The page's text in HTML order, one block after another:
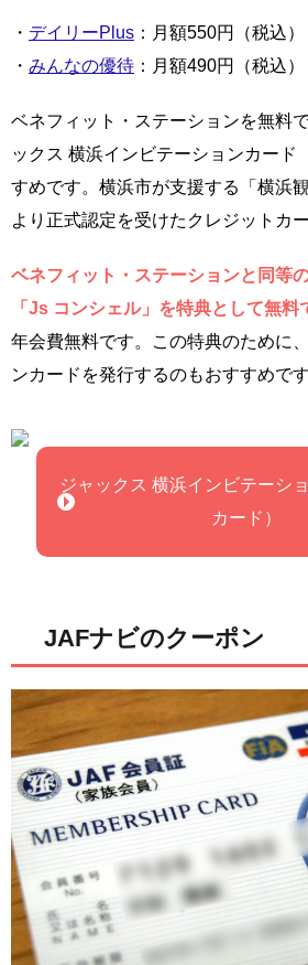
・ デイリーPlus ：月額550円（税込）
・ みんなの優待 ：月額490円（税込）
ベネフィット・ステーションを無料
ックス 横浜インビテーションカード
すめです。横浜市が支援する「横浜
より正式認定を受けたクレジットカー
ベネフィット・ステーションと同等
「Js コンシェル」を特典として無料
年会費無料です。この特典のために
ンカードを発行するのもおすすめです
ジャックス 横浜インビテーシ
カード）
JAFナビのクーポン